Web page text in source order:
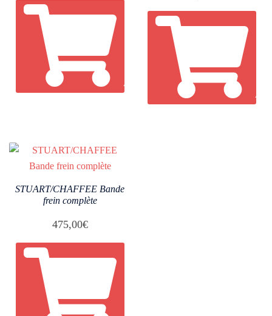
AJOUTER AU PANIER
STUART/CHAFFEE Bande
frein complète
475,00€